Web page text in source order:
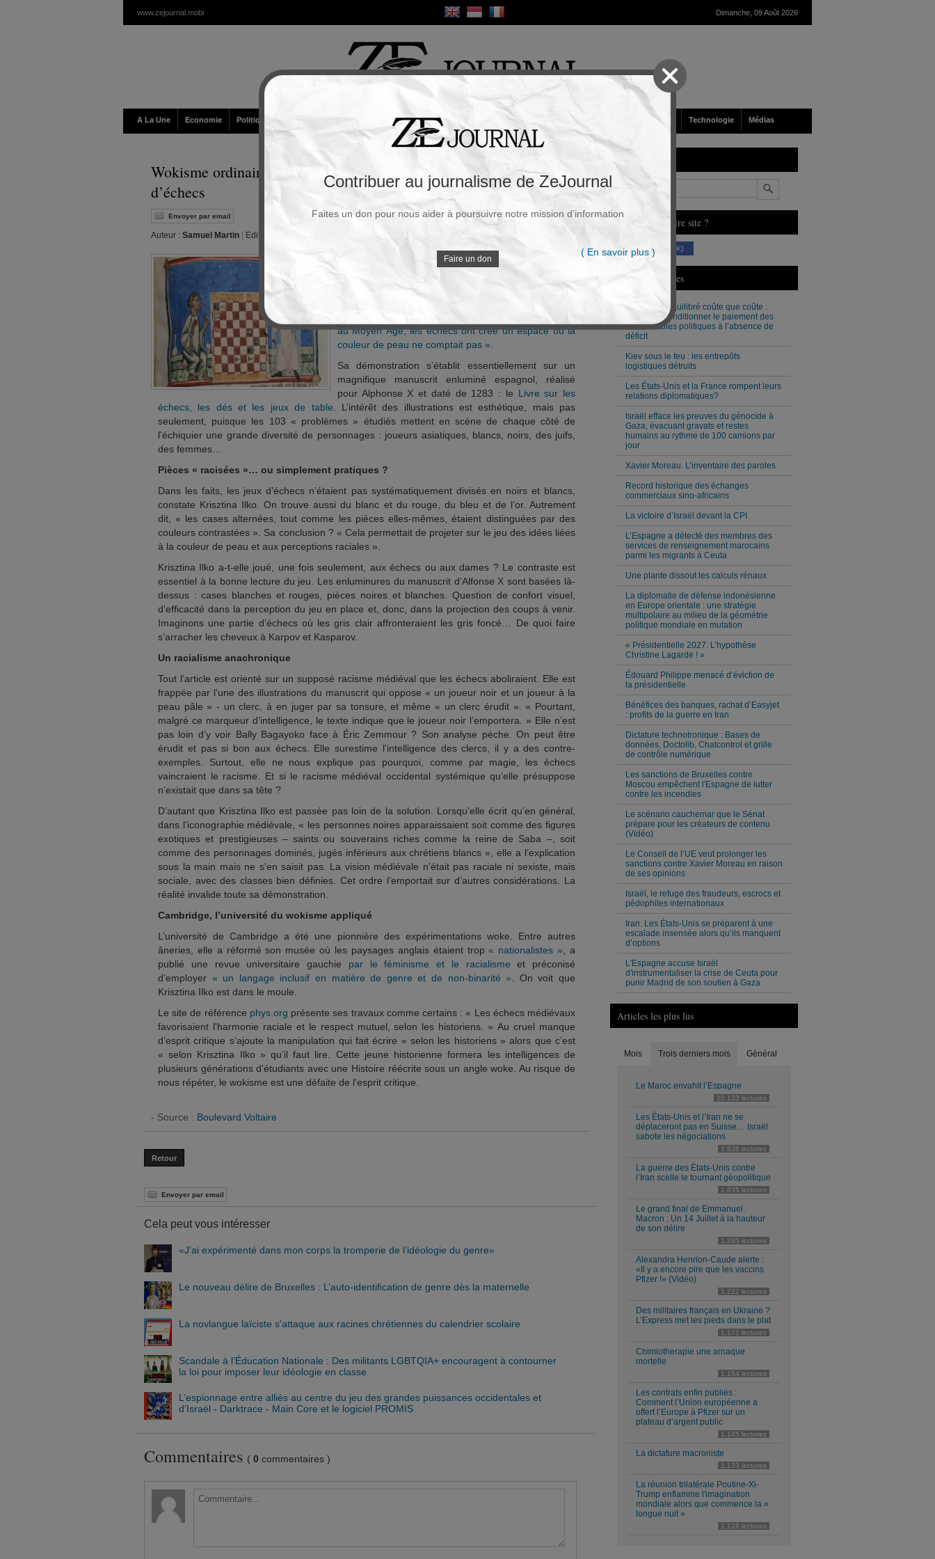
www.zejournal.mobi Dimanche, 09 Août 2026
A La Une Economie Politique / Géopolitique Religion Sport France / Europe Société Technologie Médias
Wokisme ordinaire : une historienne de Cambridge racialise le jeu
d’échecs
Envoyer par email Souscrire à la newsletter
Auteur : Samuel Martin Editeur :
Docteur en histoire, Krisztina Ilko est chercheuse
associée au Queens College et chargée de cours à la
faculté d'histoire de Cambridge. Elle s’est spécialisée
stratégique mais… racial. Sa grande théorie est qu’
au Moyen Âge, les échecs ont créé un espace où la
couleur de peau ne comptait pas »
Sa démonstration s’établit essentiellement sur un
magnifique manuscrit enluminé espagnol, réalisé
pour Alphonse X et daté de 1283 : le Livre sur les
échecs, les dés et les jeux de table . L’intérêt des illustrations est esthétique, mais pas
seulement, puisque les 103 « problèmes » étudiés mettent en scène de chaque côté de
l’échiquier une grande diversité de personnages : joueurs asiatiques, blancs, noirs, des juifs,
des femmes…
Pièces « racisées »… ou simplement pratiques ?
Dans les faits, les jeux d’échecs n’étaient pas systématiquement divisés en noirs et blancs,
constate Krisztina Ilko. On trouve aussi du blanc et du rouge, du bleu et de l’or. Autrement
dit, « les cases alternées, tout comme les pièces elles-mêmes, étaient distinguées par des
couleurs contrastées ». Sa conclusion ? « Cela permettait de projeter sur le jeu des idées liées
à la couleur de peau et aux perceptions raciales ».
Krisztina Ilko a-t-elle joué, une fois seulement, aux échecs ou aux dames ? Le contraste est
essentiel à la bonne lecture du jeu. Les enluminures du manuscrit d’Alfonse X sont basées là-
dessus : cases blanches et rouges, pièces noires et blanches. Question de confort visuel,
d’efficacité dans la perception du jeu en place et, donc, dans la projection des coups à venir.
Imaginons une partie d’échecs où les gris clair affronteraient les gris foncé… De quoi faire
s’arracher les cheveux à Karpov et Kasparov.
Un racialisme anachronique
Tout l’article est orienté sur un supposé racisme médiéval que les échecs aboliraient. Elle est
frappée par l’une des illustrations du manuscrit qui oppose « un joueur noir et un joueur à la
peau pâle » - un clerc, à en juger par sa tonsure, et même « un clerc érudit ». « Pourtant,
malgré ce marqueur d’intelligence, le texte indique que le joueur noir l’emportera. » Elle n’est
pas loin d’y voir Bally Bagayoko face à Éric Zemmour ? Son analyse pèche. On peut être
érudit et pas si bon aux échecs. Elle surestime l'intelligence des clercs, il y a des contre-
exemples. Surtout, elle ne nous explique pas pourquoi, comme par magie, les échecs
vaincraient le racisme. Et si le racisme médiéval occidental systémique qu’elle présuppose
n’existait que dans sa tête ?
D’autant que Krisztina Ilko est passée pas loin de la solution. Lorsqu’elle écrit qu’en général,
dans l’iconographie médiévale, « les personnes noires apparaissaient soit comme des figures
exotiques et prestigieuses – saints ou souverains riches comme la reine de Saba –, soit
comme des personnages dominés, jugés inférieurs aux chrétiens blancs », elle a l’explication
sous la main mais ne s'en saisit pas. La vision médiévale n’était pas raciale ni sexiste, mais
sociale, avec des classes bien définies. Cet ordre l’emportait sur d’autres considérations. La
réalité invalide toute sa démonstration.
Cambridge, l’université du wokisme appliqué
L’université de Cambridge a été une pionnière des expérimentations woke. Entre autres
âneries, elle a réformé son musée où les paysages anglais étaient trop« nationalistes » , a
publié une revue universitaire gauchie par le féminisme et le racialisme et préconisé
d’employer « un langage inclusif en matière de genre et de non-binarité » . On voit que
Krisztina Ilko est dans le moule.
Le site de référence phys.org présente ses travaux comme certains : « Les échecs médiévaux
favorisaient l'harmonie raciale et le respect mutuel, selon les historiens. » Au cruel manque
d’esprit critique s’ajoute la manipulation qui fait écrire « selon les historiens » alors que c’est
« selon Krisztina Ilko » qu’il faut lire. Cette jeune historienne formera les intelligences de
plusieurs générations d’étudiants avec une Histoire réécrite sous un angle woke. Au risque de
nous répéter, le wokisme est une défaite de l’esprit critique.
- Source : Boulevard Voltaire
Retour
Envoyer par email
Cela peut vous intéresser
«J’ai expérimenté dans mon corps la tromperie de l’idéologie du genre»
Le nouveau délire de Bruxelles : L’auto-identification de genre dès la maternelle
La novlangue laïciste s’attaque aux racines chrétiennes du calendrier scolaire
Scandale à l’Éducation Nationale : Des militants LGBTQIA+ encouragent à contourner
la loi pour imposer leur idéologie en classe
L’espionnage entre alliés au centre du jeu des grandes puissances occidentales et
d’Israël - Darktrace - Main Core et le logiciel PROMIS
Commentaires ( 0 commentaires )
Vous aimez notre site ?
(230 K)
Derniers Articles
Un budget équilibré coûte que coûte :
Milei veut conditionner le paiement des
responsables politiques à l’absence de
déficit
Kiev sous le feu : les entrepôts
logistiques détruits
Les États-Unis et la France rompent leurs
relations diplomatiques?
Israël efface les preuves du génocide à
Gaza, évacuant gravats et restes
humains au rythme de 100 camions par
jour
Xavier Moreau. L’inventaire des paroles
Record historique des échanges
commerciaux sino-africains
La victoire d’Israël devant la CPI
L’Espagne a détecté des membres des
services de renseignement marocains
parmi les migrants à Ceuta
Une plante dissout les calculs rénaux
La diplomatie de défense indonésienne
en Europe orientale : une stratégie
multipolaire au milieu de la géométrie
politique mondiale en mutation
« Présidentielle 2027. L’hypothèse
Christine Lagarde ! »
Édouard Philippe menacé d’éviction de
la présidentielle
Bénéfices des banques, rachat d’Easyjet
: profits de la guerre en Iran
Dictature technotronique : Bases de
données, Doctolib, Chatcontrol et grille
de contrôle numérique
Les sanctions de Bruxelles contre
Moscou empêchent l'Espagne de lutter
contre les incendies
Le scénario cauchemar que le Sénat
prépare pour les créateurs de contenu
(Vidéo)
Le Conseil de l’UE veut prolonger les
sanctions contre Xavier Moreau en raison
de ses opinions
Israël, le refuge des fraudeurs, escrocs et
pédophiles internationaux
Iran. Les États-Unis se préparent à une
escalade insensée alors qu’ils manquent
d’options
L'Espagne accuse Israël
d'instrumentaliser la crise de Ceuta pour
punir Madrid de son soutien à Gaza
Articles les plus lus
Mois Trois derniers mois Général
Le Maroc envahit l’Espagne
20,133 lectures
Les États-Unis et l’Iran ne se
déplaceront pas en Suisse… Israël
sabote les négociations
1,638 lectures
La guerre des États-Unis contre
l’Iran scelle le tournant géopolitique
1,635 lectures
Le grand final de Emmanuel
Macron : Un 14 Juillet à la hauteur
de son délire
1,265 lectures
Alexandra Henrion-Caude alerte :
«Il y a encore pire que les vaccins
Pfizer !» (Vidéo)
1,222 lectures
Des militaires français en Ukraine ?
L’Express met les pieds dans le plat
1,171 lectures
Chimiotherapie une arnaque
mortelle
1,154 lectures
Les contrats enfin publiés :
Comment l’Union européenne a
offert l’Europe à Pfizer sur un
plateau d’argent public
1,145 lectures
La dictature macroniste
1,133 lectures
La réunion trilatérale Poutine-Xi-
Trump enflamme l'imagination
mondiale alors que commence la «
longue nuit »
1,126 lectures
Contribuer au journalisme de ZeJournal
Faites un don pour nous aider à poursuivre notre mission d’information
Faire un don
( En savoir plus )